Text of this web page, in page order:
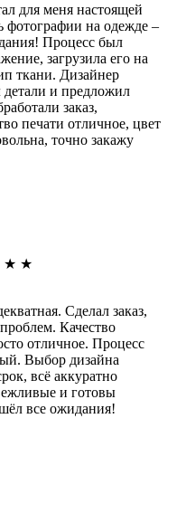
для меня настоящей
фотографии на одежде –
Процесс был
загрузила его на
ткани. Дизайнер
детали и предложил
заказ,
печати отличное, цвет
точно закажу
★ ★
Сделал заказ,
Качество
отличное. Процесс
Выбор дизайна
всё аккуратно
и готовы
все ожидания!